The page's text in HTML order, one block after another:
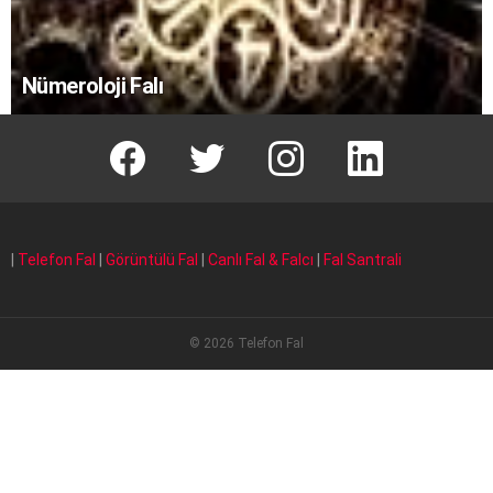
Nümeroloji Falı
facebook T instagram Linkedin Fal
Telefon Fal Görüntülü Fal Canlı Fal & Falcı Fal Santrali
© 2026 Telefon Fal